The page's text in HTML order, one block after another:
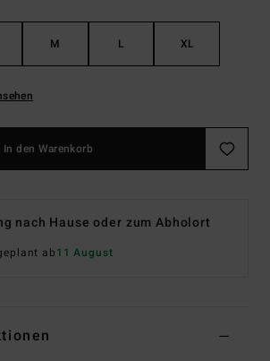
M L XL
In den Warenkorb
nach Hause oder zum Abholort
ab11 August